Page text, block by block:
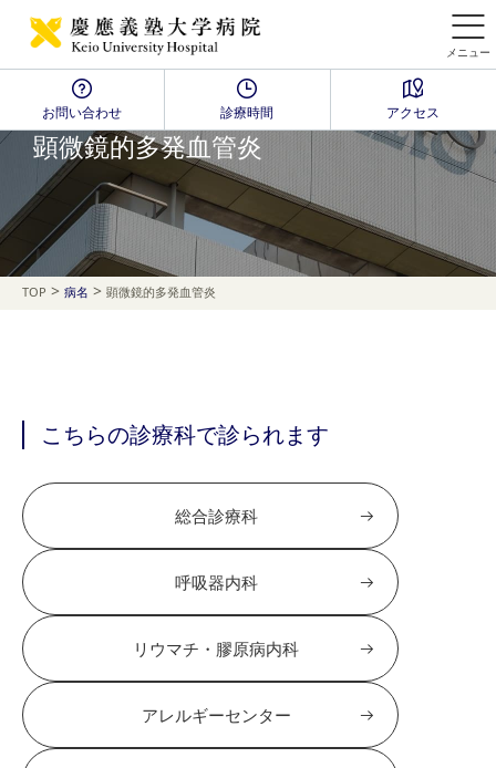
メニュー
お問い合わせ 診療時間 アクセス
Disease Name Search
顕微鏡的多発血管炎
TOP > 病名 > 顕微鏡的多発血管炎
こちらの診療科で診られます
総合診療科
呼吸器内科
リウマチ・膠原病内科
アレルギーセンター